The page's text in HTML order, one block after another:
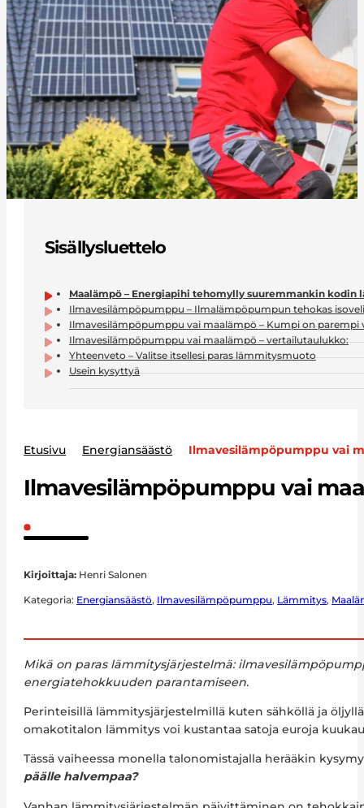
Sisällysluettelo
Maalämpö – Energiapihi tehomylly suuremmankin kodin
Ilmavesilämpöpumppu – Ilmalämpöpumpun tehokas isoveli
Ilmavesilämpöpumppu vai maalämpö – Kumpi on parempi
Ilmavesilämpöpumppu vai maalämpö – vertailutaulukko:
Yhteenveto – Valitse itsellesi paras lämmitysmuoto
Usein kysyttyä
Etusivu Energiansäästö Ilmavesilämpöpumppu vai
Ilmavesilämpöpumppu vai
Kirjoittaja: Henri Salonen
Kategoria: Energiansäästö, Ilmavesilämpöpumppu, Lämmitys,
Mikä on paras lämmitysjärjestelmä:
energiatehokkuuden parantamiseen.
Perinteisillä lämmitysjärjestelmillä kuten sähköllä ja
omakotitalon lämmitys voi kustantaa satoja euroja
Tässä vaiheessa monella talonomistajalla herääkin
päälle halvempaa?